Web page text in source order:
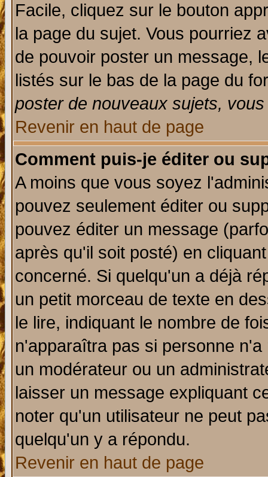
Facile, cliquez sur le bouton
la page du sujet. Vous pourriez
de pouvoir poster un message,
listés sur le bas de la page du
poster de nouveaux sujets,
Revenir en haut de page
Comment puis-je éditer ou
A moins que vous soyez
pouvez seulement éditer ou
pouvez éditer un message
après qu'il soit posté) en
concerné. Si quelqu'un a déjà
un petit morceau de texte en
le lire, indiquant le nombre de
n'apparaîtra pas si personne
un modérateur ou un
laisser un message expliquant
noter qu'un utilisateur ne peut
quelqu'un y a répondu.
Revenir en haut de page